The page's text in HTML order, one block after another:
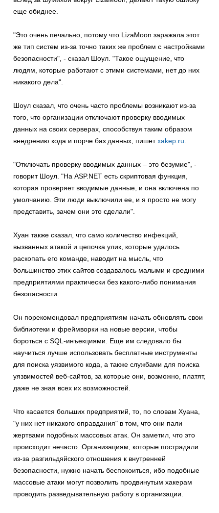
еще обиднее.
"Это очень печально, потому что LizaMoon заражала этот
же тип систем из-за точно таких же проблем с настройками
безопасности", - сказал Шоул. "Такое ощущение, что
людям, которые работают с этими системами, нет до них
никакого дела".
Шоул сказал, что очень часто проблемы возникают из-за
того, что организации отключают проверку вводимых
данных на своих серверах, способствуя таким образом
внедрению кода и порче баз данных, пишетxakep.ru
"Отключать проверку вводимых данных – это безумие", -
говорит Шоул. "На ASP.NET есть скриптовая функция,
которая проверяет вводимые данные, и она включена по
умолчанию. Эти люди выключили ее, и я просто не могу
представить, зачем они это сделали".
Хуан также сказал, что само количество инфекций,
вызванных атакой и цепочка улик, которые удалось
раскопать его команде, наводит на мысль, что
большинство этих сайтов создавалось малыми и средними
предприятиями практически без какого-либо понимания
безопасности.
Он порекомендовал предприятиям начать обновлять свои
библиотеки и фреймворки на новые версии, чтобы
бороться с SQL-инъекциями. Еще им следовало бы
научиться лучше использовать бесплатные инструменты
для поиска уязвимого кода, а также службами для поиска
уязвимостей веб-сайтов, за которые они, возможно, платят,
даже не зная всех их возможностей.
Что касается больших предприятий, то, по словам Хуана,
"у них нет никакого оправдания" в том, что они пали
жертвами подобных массовых атак. Он заметил, что это
происходит нечасто. Организациям, которые пострадали
из-за разгильдяйского отношения к внутренней
безопасности, нужно начать беспокоиться, ибо подобные
массовые атаки могут позволить продвинутым хакерам
проводить разведывательную работу в организации.